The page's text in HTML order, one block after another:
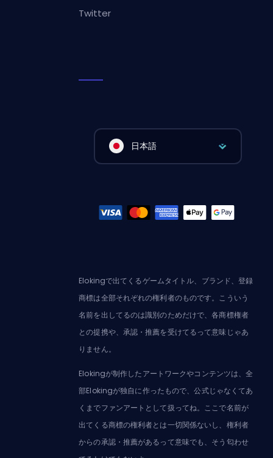
Twitter
日本語
Elokingで出てくるゲームタイトル、ブランド、登録
商標は全部それぞれの権利者のものです。こういう
名前を出してるのは識別のためだけで、各商標権者
との提携や、承認・推薦を受けてるって意味じゃあ
りません。
Elokingが制作したアートワークやコンテンツは、全
部Elokingが独自に作ったもので、公式じゃなくてあ
くまでファンアートとして扱ってね。ここで名前が
出てくる商標の権利者とは一切関係ないし、権利者
からの承認・推薦があるって意味でも、そう匂わせ